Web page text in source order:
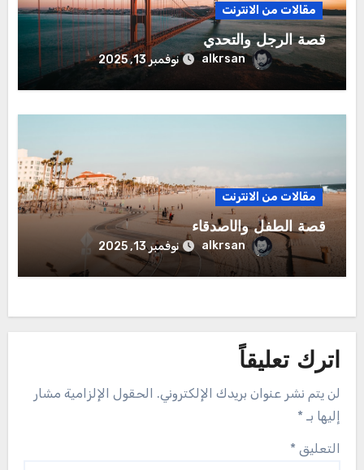
مقالات من الانترنت
قصة الرجل والتحدي
alkrsan نوفمبر 13, 2025
مقالات من الانترنت
قصة الطفل والأصدقاء
alkrsan نوفمبر 13, 2025
اترك تعليقاً
لن يتم نشر عنوان بريدك الإلكتروني. الحقول الإلزامية مشار
إليها بـ *
التعليق *